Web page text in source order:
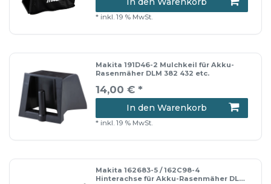
* inkl. 19 % MwSt.
Makita 191D46-2 Mulchkeil für Akku-
Rasenmäher DLM 382 432 etc.
14,00 € *
In den Warenkorb
* inkl. 19 % MwSt.
Makita 162683-5 / 162C98-4
Hinterachse für Akku-Rasenmäher DLM